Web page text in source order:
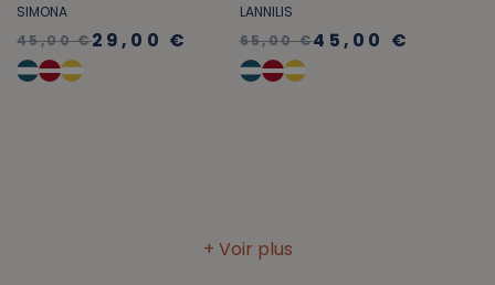
SIMONA
45,00 €29,00 €
LANNILIS
65,00 €45,00 €